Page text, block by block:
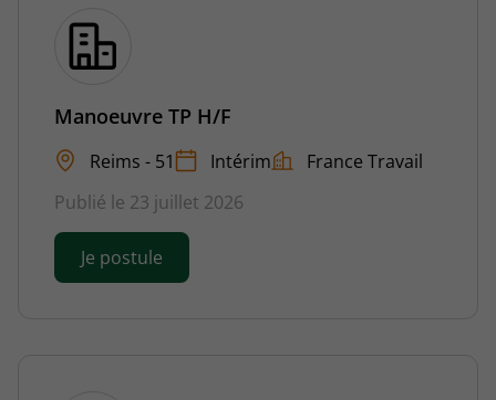
Manoeuvre TP H/F
Reims - 51 Intérim
France Travail
Publié le 23 juillet 2026
Je postule